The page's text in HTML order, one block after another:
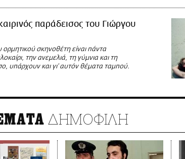
παράδεισος του Γιώργου
ορμητικού σκηνοθέτη είναι πάντα
την ανεμελιά, τη γύμνια και τη
υπάρχουν και γι’ αυτόν θέματα ταμπού.
ΔΗΜΟΦΙΛΗ